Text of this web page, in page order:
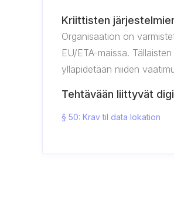
Kriittisten
Organisaation on
EU/ETA-maissa.
ylläpidetään niiden
Tehtävään liittyvät
§ 50: Krav til data lokation